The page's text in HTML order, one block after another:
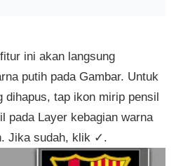
ini akan langsung
putih pada Gambar. Untuk
dihapus, tap ikon mirip pensil
pada Layer kebagian warna
Jika sudah, klik ✓.